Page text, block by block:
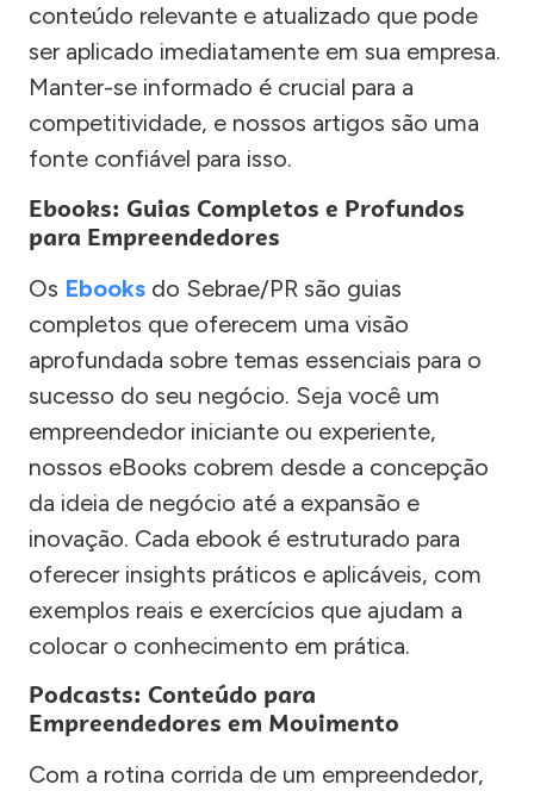
conteúdo relevante e atualizado que pode
ser aplicado imediatamente em sua empresa.
Manter-se informado é crucial para a
competitividade, e nossos artigos são uma
fonte confiável para isso.
Ebooks: Guias Completos e Profundos
para Empreendedores
Os Ebooks do Sebrae/PR são guias
completos que oferecem uma visão
aprofundada sobre temas essenciais para o
sucesso do seu negócio. Seja você um
empreendedor iniciante ou experiente,
nossos eBooks cobrem desde a concepção
da ideia de negócio até a expansão e
inovação. Cada ebook é estruturado para
oferecer insights práticos e aplicáveis, com
exemplos reais e exercícios que ajudam a
colocar o conhecimento em prática.
Podcasts: Conteúdo para
Empreendedores em Movimento
Com a rotina corrida de um empreendedor,